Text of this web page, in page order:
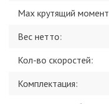
Max крутящий момент
Вес нетто:
Кол-во скоростей:
Комплектация: